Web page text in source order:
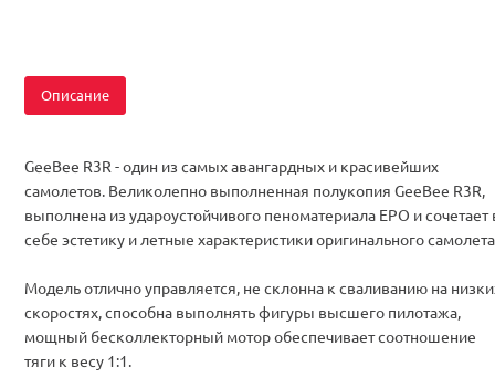
Двигатель
Комплектация
Описание
GeeBee R3R - один из самых авангардных и красивейших
самолетов. Великолепно выполненная полукопия GeeBee R3R,
выполнена из удароустойчивого пеноматериала ЕРО и сочетает
себе эстетику и летные характеристики оригинального
Модель отлично управляется, не склонна к сваливанию на
скоростях, способна выполнять фигуры высшего пилотажа,
мощный бесколлекторный мотор обеспечивает соотношение
тяги к весу 1:1.